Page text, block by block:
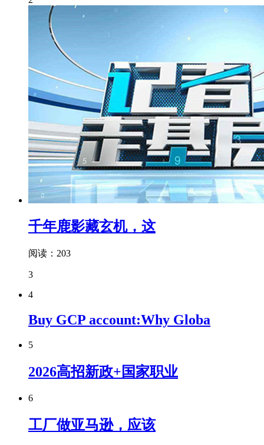
千年鹿影藏玄机，这
阅读：203
3
4
Buy GCP account:Why Globa
5
2026高招新政+国家职业
6
工厂做亚马逊，应该